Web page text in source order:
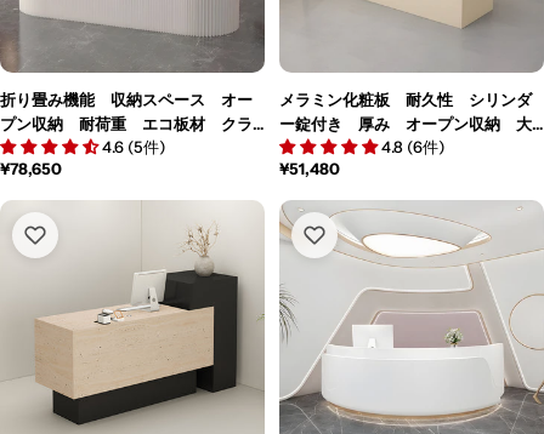
折り畳み機能 収納スペース オー
プン収納 耐荷重 エコ板材 クラ
フトペーパー カウンター 受付カ
ウンター シンプル おしゃれ カ
スタマイズ可能 JDT-M112
4.6 (5件)
通
価
格
¥78,650
メラミン化粧板 耐久性 シリンダ
ー錠付き 厚み オープン収納 大
容量 カウンター 受付カウンタ
ー 洗練 シンプル ブラック カ
スタマイズ可能 JDT-M111
4.8 (6件)
通
価
格
¥51,480